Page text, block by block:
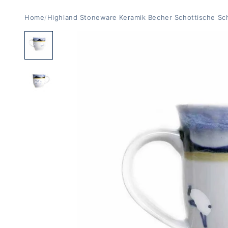
Home/Highland Stoneware Keramik Becher Schottische